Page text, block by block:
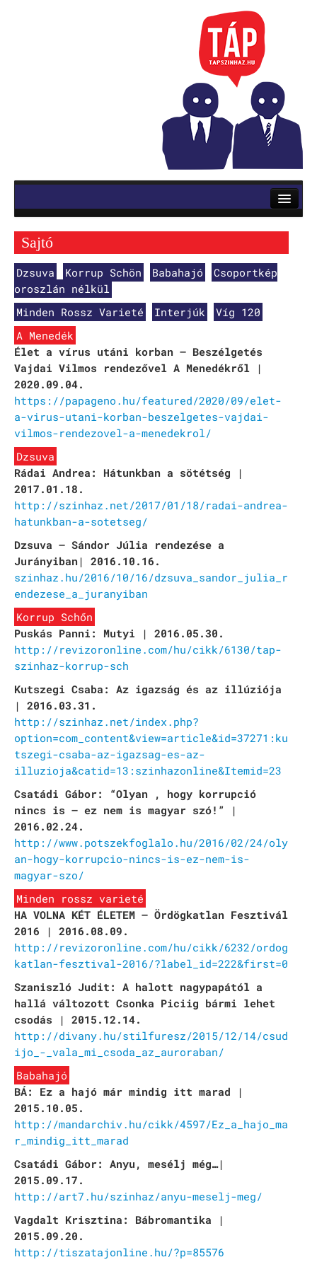
Mozsik Imre: OKTATÁS
Vinnai András: Roletti
Szerb Antal: Utas és holdvilág
Rókonok
It’s a match
Bíró Zsombor Aurél: Mit csináljak, hogy jobban
Vajon mi marad, ha leesik a hó?
Nemes Nagy Ágnes: Ne csukd be még vagy csukd be
Jennifer Haley: A Menedék
NAPTÁR
SAJTÓ
KAPCSOLAT
TÁP ALAPÍTVÁNY
Sajtó
Dzsuva Korrup Schön Babahajó
Csoportkép
oroszlán nélkül
Minden Rossz Varieté
Interjúk
Víg 120
A Menedék
Élet a vírus utáni korban – Beszélgetés
Vajdai Vilmos rendezővel A Menedékről |
2020.09.04.
https://papageno.hu/featured/2020/09/elet-
a-virus-utani-korban-beszelgetes-vajdai-
vilmos-rendezovel-a-menedekrol/
Dzsuva
Rádai Andrea: Hátunkban a sötétség |
2017.01.18.
http://szinhaz.net/2017/01/18/radai-andrea-
hatunkban-a-sotetseg/
Dzsuva – Sándor Júlia rendezése a
Jurányiban| 2016.10.16.
szinhaz.hu/2016/10/16/dzsuva_sandor_julia_r
endezese_a_juranyiban
Korrup Schőn
Puskás Panni: Mutyi | 2016.05.30.
http://revizoronline.com/hu/cikk/6130/tap-
szinhaz-korrup-sch
Kutszegi Csaba: Az igazság és az illúziója
| 2016.03.31.
http://szinhaz.net/index.php?
option=com_content&view=article&id=37271:ku
tszegi-csaba-az-igazsag-es-az-
illuzioja&catid=13:szinhazonline&Itemid=23
Csatádi Gábor: “Olyan , hogy korrupció
nincs is – ez nem is magyar szó!” |
2016.02.24.
http://www.potszekfoglalo.hu/2016/02/24/oly
an-hogy-korrupcio-nincs-is-ez-nem-is-
magyar-szo/
Minden rossz varieté
HA VOLNA KÉT ÉLETEM – Ördögkatlan Fesztivál
2016 | 2016.08.09.
http://revizoronline.com/hu/cikk/6232/ordog
katlan-fesztival-2016/?label_id=222&first=0
Szaniszló Judit: A halott nagypapától a
hallá változott Csonka Piciig bármi lehet
csodás | 2015.12.14.
http://divany.hu/stilfuresz/2015/12/14/csud
ijo_-_vala_mi_csoda_az_auroraban/
Babahajó
BÁ: Ez a hajó már mindig itt marad |
2015.10.05.
http://mandarchiv.hu/cikk/4597/Ez_a_hajo_ma
r_mindig_itt_marad
Csatádi Gábor: Anyu, mesélj még…|
2015.09.17.
http://art7.hu/szinhaz/anyu-meselj-meg/
Vagdalt Krisztina: Bábromantika |
2015.09.20.
http://tiszatajonline.hu/?p=85576